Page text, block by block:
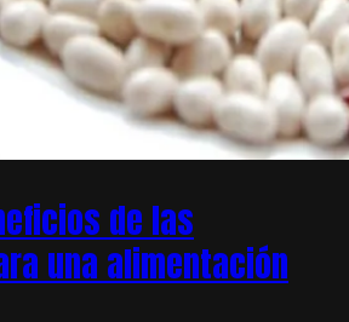
de las
una alimentación